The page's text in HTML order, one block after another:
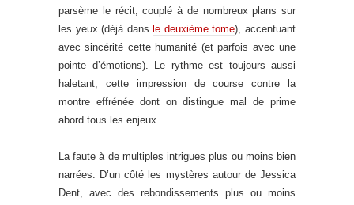
parsème le récit, couplé à de nombreux plans sur
les yeux (déjà dans le deuxième tome), accentuant
avec sincérité cette humanité (et parfois avec une
pointe d’émotions). Le rythme est toujours aussi
haletant, cette impression de course contre la
montre effrénée dont on distingue mal de prime
abord tous les enjeux.
La faute à de multiples intrigues plus ou moins bien
narrées. D’un côté les mystères autour de Jessica
Dent, avec des rebondissements plus ou moins